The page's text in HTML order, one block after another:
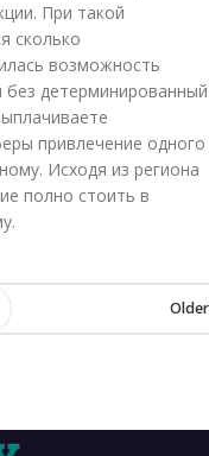
При такой
сколько
возможность
детерминированный
привлечение одного
Исходя из региона
полно стоить в
Older